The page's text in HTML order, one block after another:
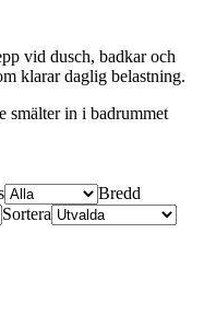
vid dusch, badkar och
klarar daglig belastning.
smälter in i badrummet
Bredd
Sortera